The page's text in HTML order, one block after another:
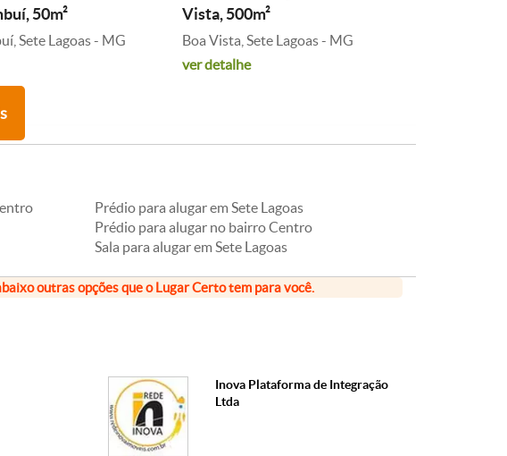
50m²
Sete Lagoas - MG
Vista, 500m²
Boa Vista, Sete Lagoas - MG
ver detalhe
Prédio para alugar em Sete Lagoas
Prédio para alugar no bairro Centro
Sala para alugar em Sete Lagoas
outras opções que o Lugar Certo tem para você.
Inova Plataforma de Integração
Ltda